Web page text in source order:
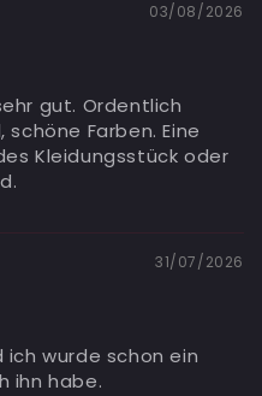
03/08/2026
gut. Ordentlich
Farben. Eine
Kleidungsstück oder
31/07/2026
wurde schon ein
ihn habe.